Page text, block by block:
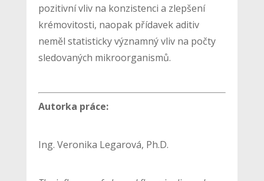
pozitivní vliv na konzistenci a zlepšení
krémovitosti, naopak přídavek aditiv
neměl statisticky významný vliv na počty
sledovaných mikroorganismů.
Autorka práce:
Ing. Veronika Legarová, Ph.D.